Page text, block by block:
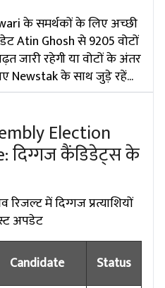
के समर्थकों के लिए अच्छी
Atin Ghosh से 9205 वोटों
जारी रहेगी या वोटों के अंतर
Newstak के साथ जुड़े रहें...
Election
दिग्गज कैंडिडेट्स के
रिजल्ट में दिग्गज प्रत्याशियों
अपडेट
Candidate Status